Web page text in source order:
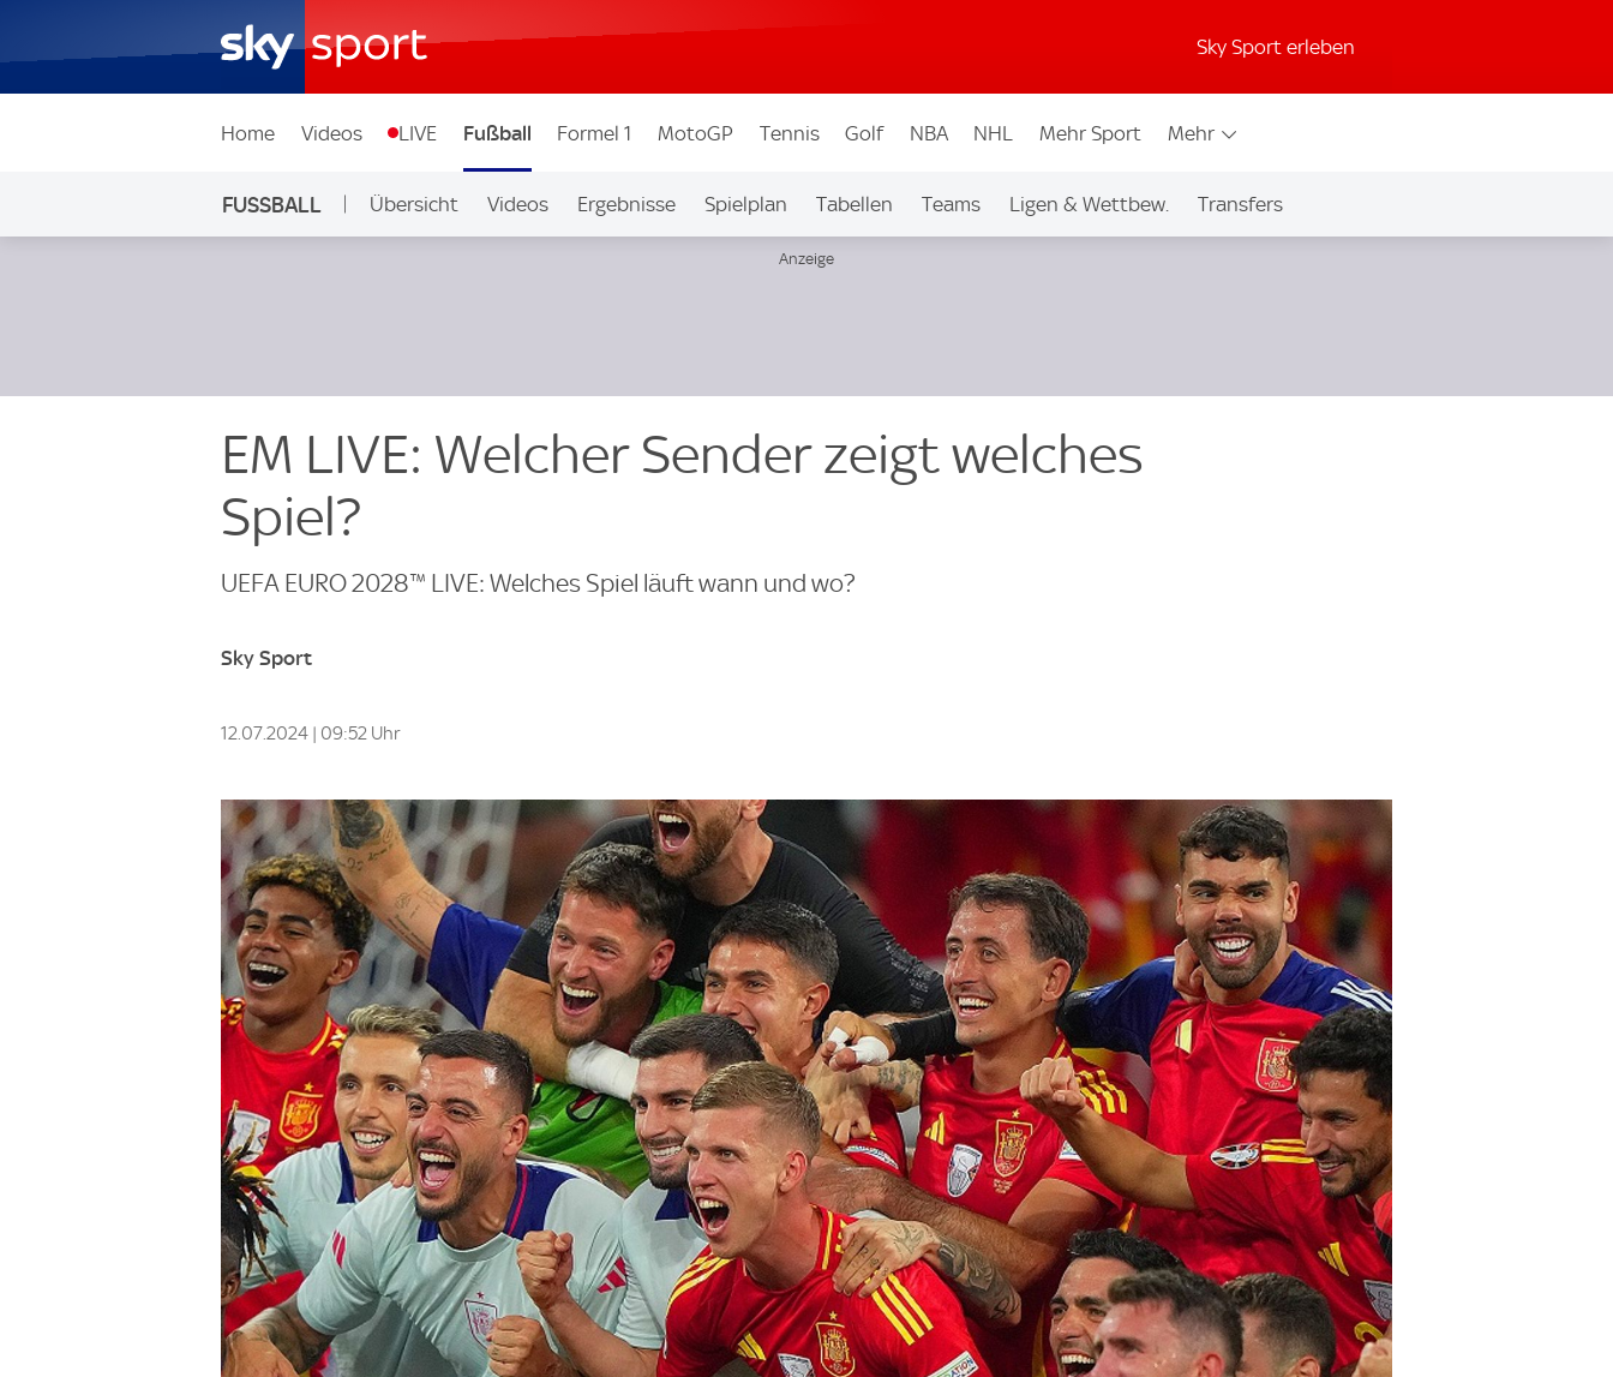
Sky Sport erleben
Home Videos LIVE Fußball Formel 1 MotoGP Tennis Golf NBA NHL Mehr Sport Mehr
FUSSBALL Übersicht Videos Ergebnisse Spielplan Tabellen Teams Ligen & Wettbew. Transfers
EM LIVE: Welcher Sender zeigt welches
Spiel?
UEFA EURO 2028™ LIVE: Welches Spiel läuft wann und wo?
Sky Sport
12.07.2024 | 09:52 Uhr